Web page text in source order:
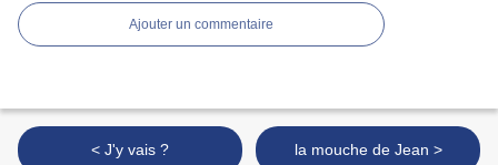
Ajouter un commentaire
< J'y vais ? la mouche de Jean >